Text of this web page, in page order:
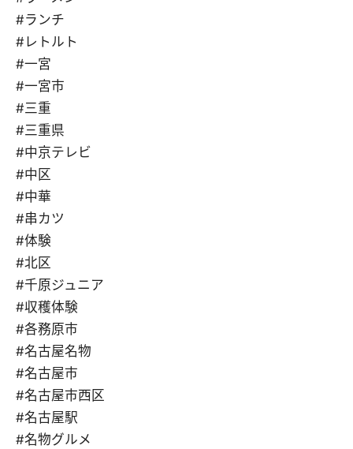
#ランチ
#レトルト
#一宮
#一宮市
#三重
#三重県
#中京テレビ
#中区
#中華
#串カツ
#体験
#北区
#千原ジュニア
#収穫体験
#各務原市
#名古屋名物
#名古屋市
#名古屋市西区
#名古屋駅
#名物グルメ